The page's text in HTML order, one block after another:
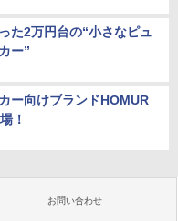
た2万円台の“小さなピュ
ー”
ー向けブランドHOMUR
！
お問い合わせ